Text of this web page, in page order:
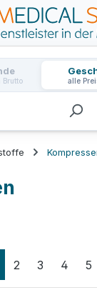
Brutto alle
Seite
2 Seite
3 Seite
4 5